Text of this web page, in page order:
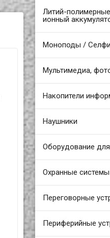
Литий-
ионный
Моноподы /
Мультимедиа,
Накопители
Наушники
Оборудование
Охранные системы
Переговорные
Периферийные